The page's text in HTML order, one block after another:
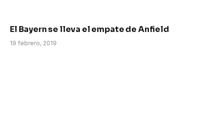
El Bayern se lleva el empate de Anfield
19 febrero, 2019